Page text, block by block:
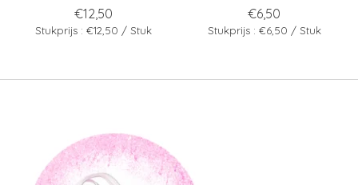
€12,50
Stukprijs : €12,50 / Stuk
€6,50
Stukprijs : €6,50 / Stuk